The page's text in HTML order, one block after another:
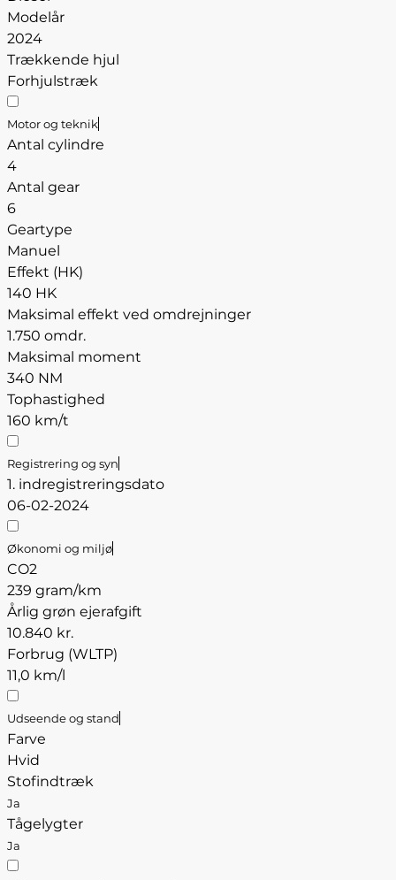
Modelår
2024
Trækkende hjul
Forhjulstræk
Motor og teknik
Antal cylindre
4
Antal gear
6
Geartype
Manuel
Effekt (HK)
140 HK
Maksimal effekt ved omdrejninger
1.750 omdr.
Maksimal moment
340 NM
Tophastighed
160 km/t
Registrering og syn
1. indregistreringsdato
06-02-2024
Økonomi og miljø
CO2
239 gram/km
Årlig grøn ejerafgift
10.840 kr.
Forbrug (WLTP)
11,0 km/l
Udseende og stand
Farve
Hvid
Stofindtræk
Ja
Tågelygter
Ja